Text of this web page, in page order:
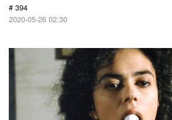
# 394
2020-05-26 02:30